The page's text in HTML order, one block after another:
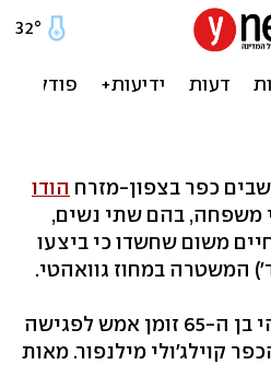
משפחה נחשדו
חיים
כפר בצפון-מזרח הודו
משפחה, בהם שתי נשים,
משום שחשדו כי ביצעו
המשטרה במחוז גוואהטי.
לפי המשטרה, לקאן מג'הי בן ה-65 זומן אמש לפגישה
קוילג'ולי מילנפור. מאות